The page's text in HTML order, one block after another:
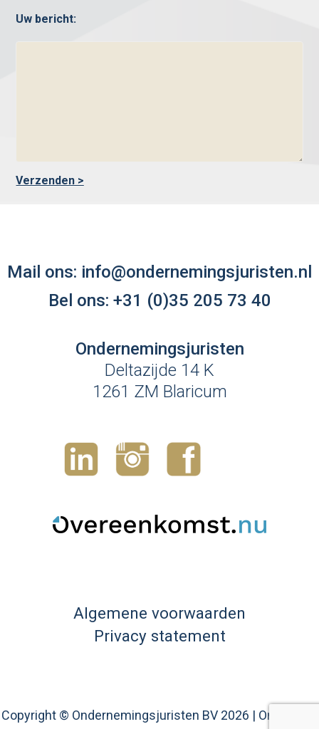
Uw bericht:
Mail ons: info@ondernemingsjuristen.nl
Bel ons: +31 (0)35 205 73 40
Ondernemingsjuristen
Deltazijde 14 K
1261 ZM Blaricum
Algemene voorwaarden
Privacy statement
Copyright © Ondernemingsjuristen BV 2026 | Ontwerp –